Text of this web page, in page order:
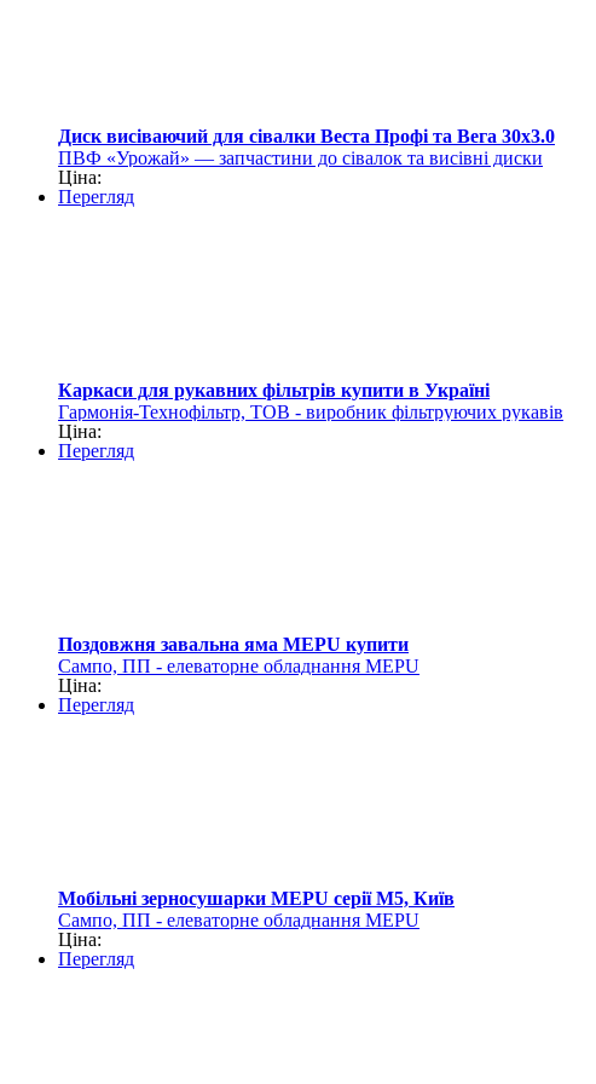
Диск висіваючий для сівалки Веста Профі та Вега 30х3.0
ПВФ «Урожай» — запчастини до сівалок та висівні диски
Ціна:
Перегляд
Каркаси для рукавних фільтрів купити в Україні
Гармонія-Технофільтр, ТОВ - виробник фільтруючих рукавів
Ціна:
Перегляд
Поздовжня завальна яма MEPU купити
Сампо, ПП - елеваторне обладнання MEPU
Ціна:
Перегляд
Мобільні зерносушарки MEPU серії M5, Київ
Сампо, ПП - елеваторне обладнання MEPU
Ціна:
Перегляд